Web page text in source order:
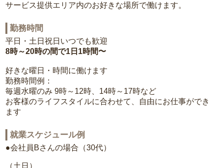
サービス提供エリア内のお好きな場所で働けます。
勤務時間
平日・土日祝日いつでも歓迎
8時～20時の間で1日1時間〜
好きな曜日・時間に働けます
勤務時間例：
毎週水曜のみ 9時～12時、14時～17時など
お客様のライフスタイルに合わせて、自由にお仕事ができ
ます
就業スケジュール例
●会社員Bさんの場合（30代）
（土日）